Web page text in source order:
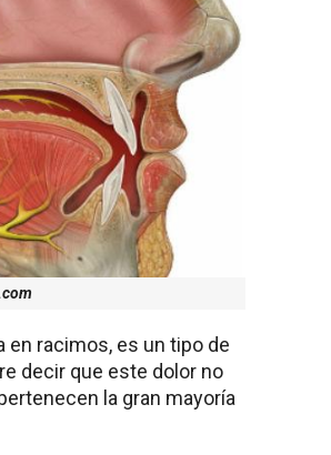
en racimos, es un tipo de
decir que este dolor no
la gran mayoría